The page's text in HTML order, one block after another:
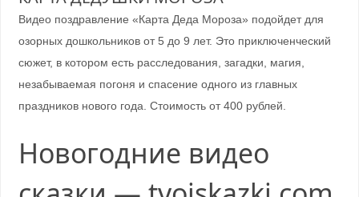
Видео поздравление «Карта Деда Мороза» подойдет для
озорных дошкольников от 5 до 9 лет. Это приключенческий
сюжет, в котором есть расследования, загадки, магия,
незабываемая погоня и спасение одного из главных
праздников нового года. Стоимость от 400 рублей.
Новогодние видео